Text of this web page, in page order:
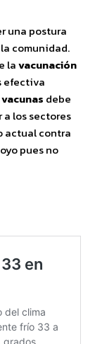
una postura
comunidad.
lavacunación
efectiva
debe
los sectores
actual contra
pues no